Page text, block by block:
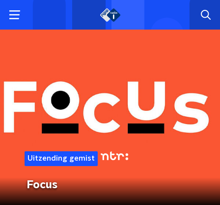
Uitzending gemist
Focus